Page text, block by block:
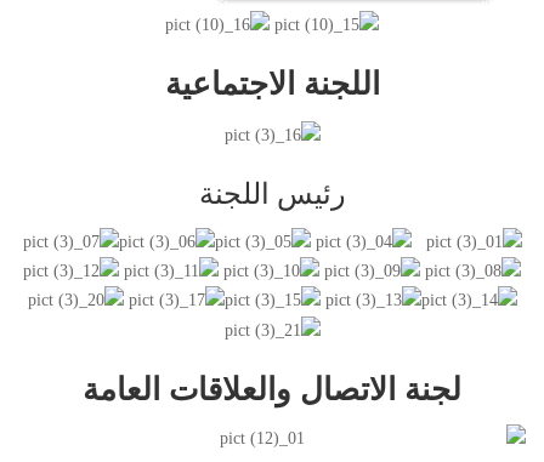
اللجنة الاجتماعية
رئيس اللجنة
لجنة الاتصال والعلاقات العامة